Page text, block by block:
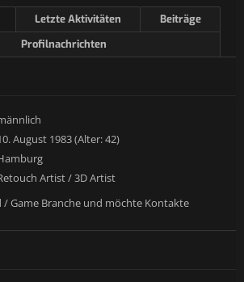
Letzte Aktivitäten
Beiträge
Profilnachrichten
August 1983 (Alter: 42)
Artist / 3D Artist
/ Game Branche und möchte Kontakte